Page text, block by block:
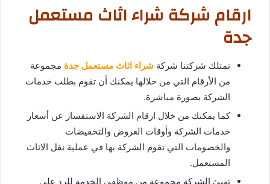
ارقام شركة شراء اثاث مستعمل
جدة
تمتلك شركتنا شركة شراء اثاث مستعمل جدة مجموعة
من الأرقام التي من خلالها يمكنك أن تقوم بطلب خدمات
الشركة بصورة مباشرة.
كما يمكنك من خلال ارقام الشركة الاستفسار عن أسعار
خدمات الشركة وأوقات العروض والتخفيضات
والخصومات التي تقوم الشركة بها في عملية نقل الاثاث
المستعمل.
تهيئ الشركة مجموعة من موظفي الخدمة للرد على